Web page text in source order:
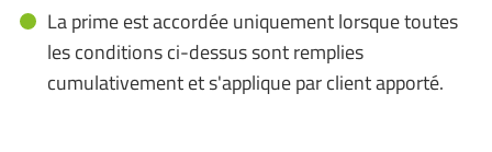
La prime est accordée uniquement lorsque toutes
les conditions ci-dessus sont remplies
cumulativement et s'applique par client apporté.